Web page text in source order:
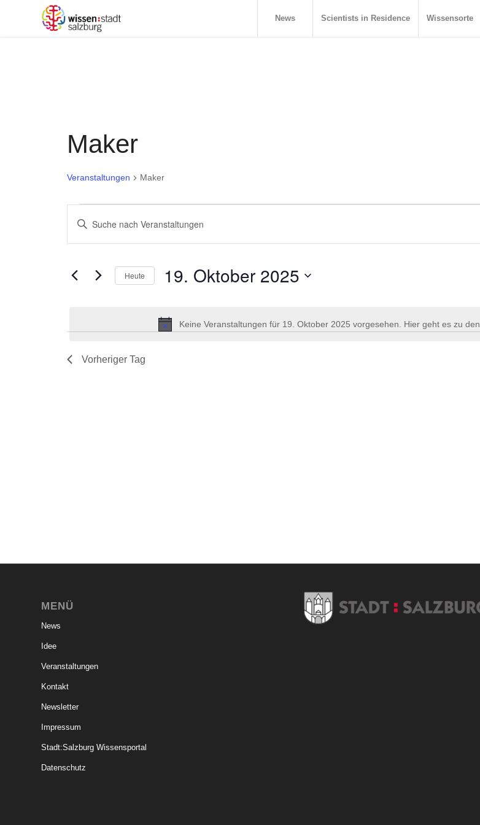
News Scientists in Residence Wissensorte
Maker
Veranstaltungen Maker
für
19.
Oktober
2025
Hinweis
Keine Veranstaltungen für 19. Oktober 2025 vorgesehen. Hier geht es zu den
Suche
und
Ansichten,
Navigation
Bitte
nach
Heute 19. Oktober 2025
Vorheriger Tag
MENÜ
News
Idee
Veranstaltungen
Kontakt
Newsletter
Impressum
Stadt:Salzburg Wissensportal
Datenschutz